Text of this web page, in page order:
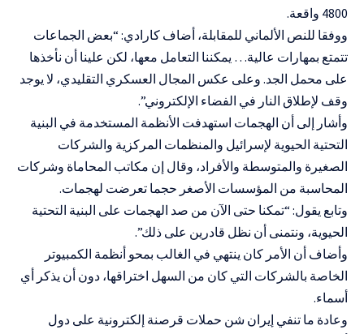
4800 واقعة.
ووفقا للنص الألماني للمقابلة، أضاف كارادي: “بعض الجماعات
تتمتع بمهارات عالية… يمكننا التعامل معها، لكن علينا أن نأخذها
على محمل الجد. وعلى عكس المجال العسكري التقليدي، لا يوجد
وقف لإطلاق النار في الفضاء الإلكتروني”.
وأشار إلى أن الهجمات استهدفت الأنظمة المستخدمة في البنية
التحتية ‌الحيوية لإسرائيل والمنظمات المركزية والشركات
الصغيرة والمتوسطة والأفراد، وقال إن مكاتب ‌المحاماة وشركات
المحاسبة من المؤسسات الأصغر حجما تعرضت لهجمات.
وتابع يقول: “تمكنا حتى الآن من صد الهجمات على ‌البنية التحتية
الحيوية، ونتمنى أن نظل قادرين على ذلك”.
وأضاف أن الأمر كان ينتهي في الغالب بمحو أنظمة الكمبيوتر
الخاصة بالشركات التي كان من السهل اختراقها، دون أن يذكر أي
أسماء.
وعادة ما تنفي إيران شن حملات قرصنة إلكترونية على دول